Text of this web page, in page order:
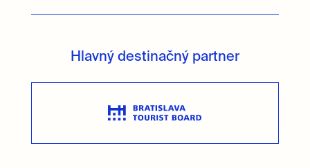
Hlavný destinačný partner